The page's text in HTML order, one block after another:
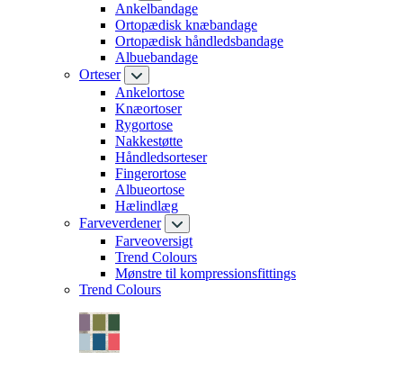
Ankelbandage
Ortopædisk knæbandage
Ortopædisk håndledsbandage
Albuebandage
Orteser
Ankelortose
Knæortoser
Rygortose
Nakkestøtte
Håndledsorteser
Fingerortose
Albueortose
Hælindlæg
Farveverdener
Farveoversigt
Trend Colours
Mønstre til kompressionsfittings
Trend Colours